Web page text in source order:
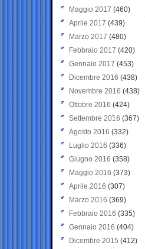
Maggio 2017 (460)
Aprile 2017 (439)
Marzo 2017 (480)
Febbraio 2017 (420)
Gennaio 2017 (453)
Dicembre 2016 (438)
Novembre 2016 (438)
Ottobre 2016 (424)
Settembre 2016 (367)
Agosto 2016 (332)
Luglio 2016 (336)
Giugno 2016 (358)
Maggio 2016 (373)
Aprile 2016 (307)
Marzo 2016 (369)
Febbraio 2016 (335)
Gennaio 2016 (404)
Dicembre 2015 (412)